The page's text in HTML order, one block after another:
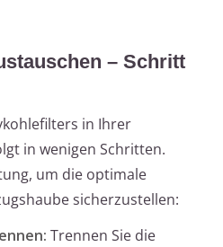
– Schritt
in Ihrer
in wenigen Schritten.
um die optimale
sicherzustellen:
Trennen Sie die